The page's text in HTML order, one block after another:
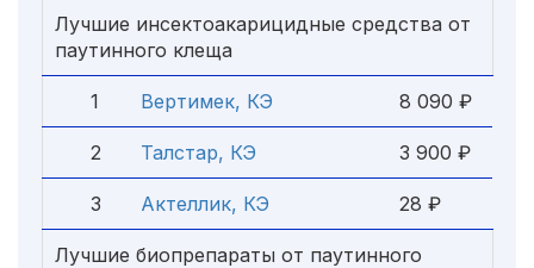
Лучшие инсектоакарицидные средства от
паутинного клеща
1 Вертимек, КЭ 8 090 ₽
2 Талстар, КЭ 3 900 ₽
3 Актеллик, КЭ 28 ₽
Лучшие биопрепараты от паутинного